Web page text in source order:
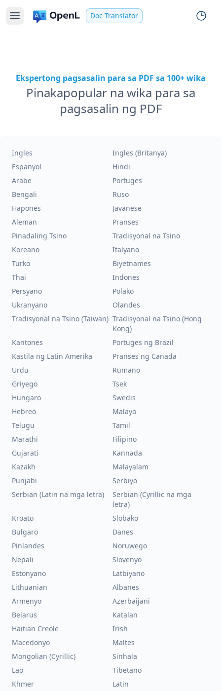
Doc Translator
Ekspertong pagsasalin para sa PDF sa 100+ wika
Pinakapopular na wika para sa
pagsasalin ng PDF
Ingles
Ingles (Britanya)
Espanyol
Hindi
Arabe
Portuges
Bengali
Ruso
Hapones
Javanese
Aleman
Pranses
Pinadaling Tsino
Tradisyonal na Tsino
Koreano
Italyano
Turko
Biyetnames
Thai
Indones
Persyano
Polako
Ukranyano
Olandes
Tradisyonal na Tsino (Taiwan) Tradisyonal na Tsino (Hong
Kong)
Kantones
Portuges ng Brazil
Kastila ng Latin Amerika
Pranses ng Canada
Urdu
Rumano
Griyego
Tsek
Hungaro
Swedis
Hebreo
Malayo
Telugu
Tamil
Marathi
Filipino
Gujarati
Kannada
Kazakh
Malayalam
Punjabi
Serbiyo
Serbian (Latin na mga letra)
Serbian (Cyrillic na mga
letra)
Kroato
Slobako
Bulgaro
Danes
Pinlandes
Noruwego
Nepali
Slovenyo
Estonyano
Latbiyano
Lithuanian
Albanes
Armenyo
Azerbaijani
Belarus
Katalan
Haitian Creole
Irish
Macedonyo
Maltes
Mongolian (Cyrillic)
Sinhala
Lao
Tibetano
Khmer
Latin